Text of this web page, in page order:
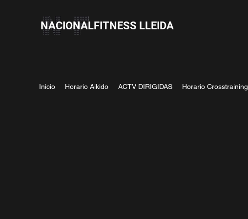
NACIONALFITNESS LLEIDA
Inicio Horario Aikido ACTV DIRIGIDAS Horario Crosstraining